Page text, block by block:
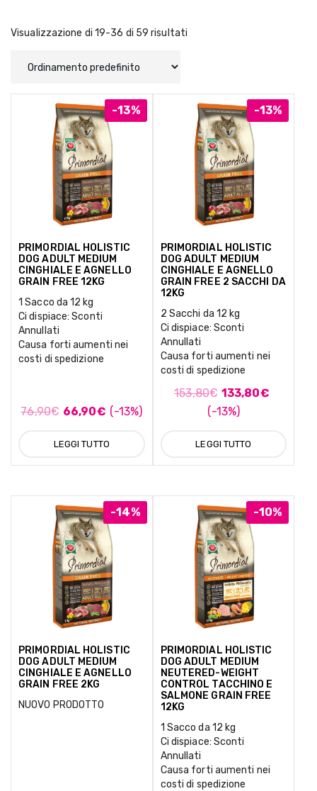
Visualizzazione di 19-36 di 59 risultati
-13%
PRIMORDIAL HOLISTIC
DOG ADULT MEDIUM
CINGHIALE E AGNELLO
GRAIN FREE 12KG
1 Sacco da 12 kg
Ci dispiace: Sconti
Annullati
Causa forti aumenti nei
costi di spedizione
76,90€ 66,90€ (-13%)
LEGGI TUTTO
-13%
PRIMORDIAL HOLISTIC
DOG ADULT MEDIUM
CINGHIALE E AGNELLO
GRAIN FREE 2 SACCHI DA
12KG
2 Sacchi da 12 kg
Ci dispiace: Sconti
Annullati
Causa forti aumenti nei
costi di spedizione
153,80€ 133,80€
(-13%)
LEGGI TUTTO
-14%
PRIMORDIAL HOLISTIC
DOG ADULT MEDIUM
CINGHIALE E AGNELLO
GRAIN FREE 2KG
NUOVO PRODOTTO
-10%
PRIMORDIAL HOLISTIC
DOG ADULT MEDIUM
NEUTERED-WEIGHT
CONTROL TACCHINO E
SALMONE GRAIN FREE
12KG
1 Sacco da 12 kg
Ci dispiace: Sconti
Annullati
Causa forti aumenti nei
costi di spedizione